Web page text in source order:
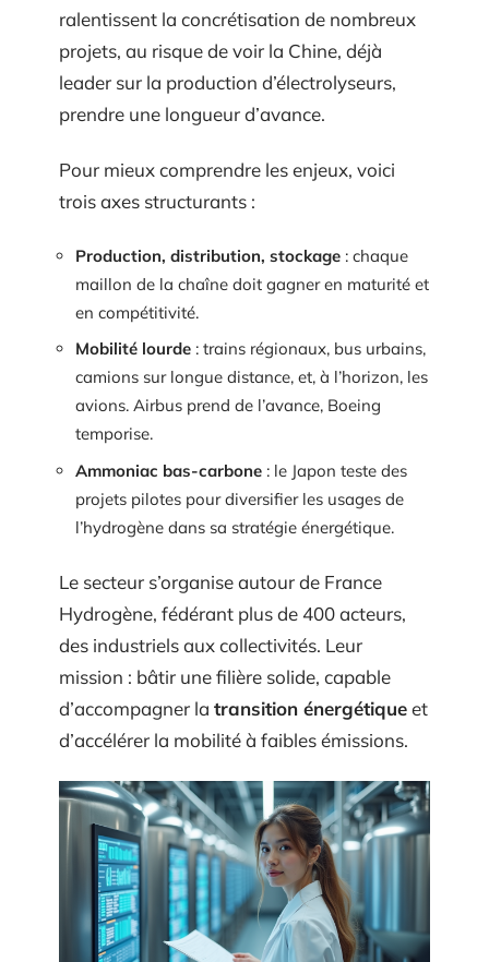
ralentissent la concrétisation de nombreux
projets, au risque de voir la Chine, déjà
leader sur la production d’électrolyseurs,
prendre une longueur d’avance.
Pour mieux comprendre les enjeux, voici
trois axes structurants :
Production, distribution, stockage : chaque
maillon de la chaîne doit gagner en maturité et
en compétitivité.
Mobilité lourde : trains régionaux, bus urbains,
camions sur longue distance, et, à l’horizon, les
avions. Airbus prend de l’avance, Boeing
temporise.
Ammoniac bas-carbone : le Japon teste des
projets pilotes pour diversifier les usages de
l’hydrogène dans sa stratégie énergétique.
Le secteur s’organise autour de France
Hydrogène, fédérant plus de 400 acteurs,
des industriels aux collectivités. Leur
mission : bâtir une filière solide, capable
d’accompagner la transition énergétiqueet
d’accélérer la mobilité à faibles émissions.